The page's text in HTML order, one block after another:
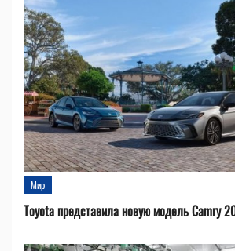
Мир
Toyota представила новую модель Camry